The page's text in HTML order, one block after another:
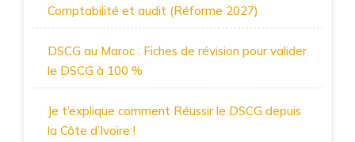
Comptabilité et audit (Réforme 2027)
DSCG au Maroc : Fiches de révision pour valider
le DSCG à 100 %
Je t’explique comment Réussir le DSCG depuis
la Côte d’Ivoire !